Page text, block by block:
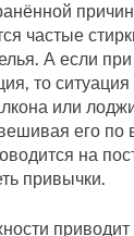
частые
А если
то ситуация
или
его по
на
привычки.